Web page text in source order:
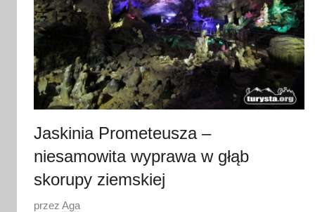
Jaskinia Prometeusza –
niesamowita wyprawa w głąb
skorupy ziemskiej
O
przez Aga